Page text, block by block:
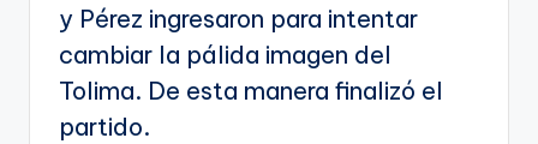
y Pérez ingresaron para intentar
cambiar la pálida imagen del
Tolima. De esta manera finalizó el
partido.